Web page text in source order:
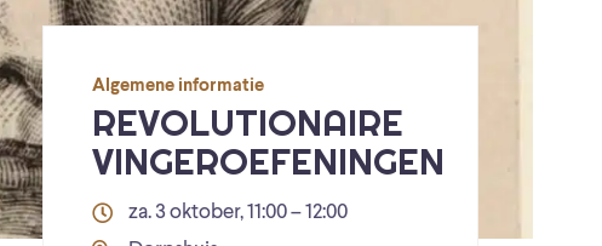
Algemene informatie
REVOLUTIONAIRE
VINGEROEFENINGEN
za. 3 oktober, 11:00 – 12:00